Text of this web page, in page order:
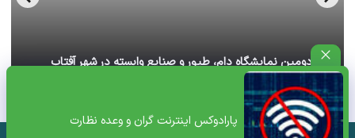
پارادوکس اینترنت گران و وعده نظارت
آغاز دومین نمایشگاه دام، طیور و صنایع وابسته در شهر آفتاب
تهران+ ویدئو